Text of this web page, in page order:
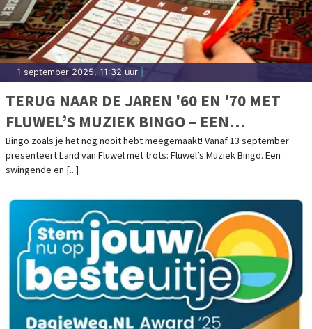
1 september 2025, 11:32 uur
TERUG NAAR DE JAREN '60 EN '70 MET
FLUWEL’S MUZIEK BINGO – EEN
NOSTALGISCH FEESTJE IN OMA’S
HUISKAMER!
Bingo zoals je het nog nooit hebt meegemaakt! Vanaf 13 september
presenteert Land van Fluwel met trots: Fluwel’s Muziek Bingo. Een
swingende en [...]